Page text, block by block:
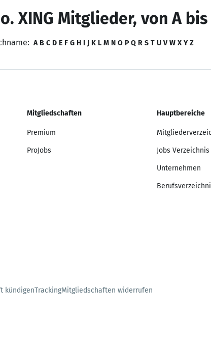
XING Mitglieder, von A bis
A B C D E F G H I J K L M N O P Q R S T U V W X Y Z
Mitgliedschaften
Premium
ProJobs
Hauptbereiche
Jobs Verzeichnis
Unternehmen
kündigenTrackingMitgliedschaften widerrufen